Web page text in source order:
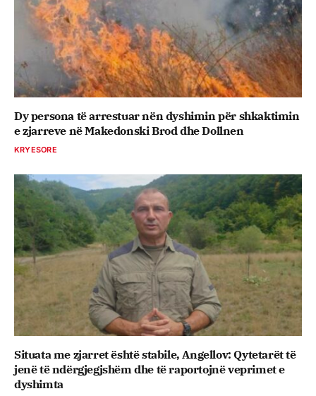
Dy persona të arrestuar nën dyshimin për shkaktimin
e zjarreve në Makedonski Brod dhe Dollnen
KRYESORE
Situata me zjarret është stabile, Angellov: Qytetarët të
jenë të ndërgjegjshëm dhe të raportojnë veprimet e
dyshimta